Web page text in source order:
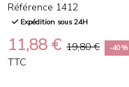
Référence 1412
Expédition sous 24H
11,88 € 19,80 € -40%
TTC